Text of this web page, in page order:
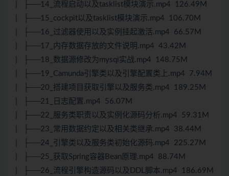
| ├──14_流程启动以及tasklist模块演示.mp4 126.49M
| ├──15_cockpit以及tasklist模块演示.mp4 106.70M
| ├──16_过滤器使用以及实例挂起激活.mp4 66.57M
| ├──17_内存数据存放的文件说明.mp4 43.42M
| ├──18_数据源修改为mysql实战.mp4 148.75M
| ├──19_Camunda引擎类以及引擎配置类上.mp4 7.94M
| ├──20_搭建项目获取引擎以及服务类.mp4 189.25M
| ├──21_日志配置.mp4 56.07M
| ├──22_服务类职责以及实例化源码分析.mp4 59.31M
| ├──23_常用数据约定以及相关类继承.mp4 38.44M
| ├──24_引擎类以及服务类初始化源码.mp4 225.27M
| ├──25_获取Spring容器Bean原理.mp4 88.74M
| ├──26_流程引擎构造源码以及DDL脚本.mp4 186.69M